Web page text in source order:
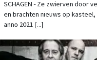
SCHAGEN - Ze zwierven door
en brachten nieuws op
anno 2021 [...]